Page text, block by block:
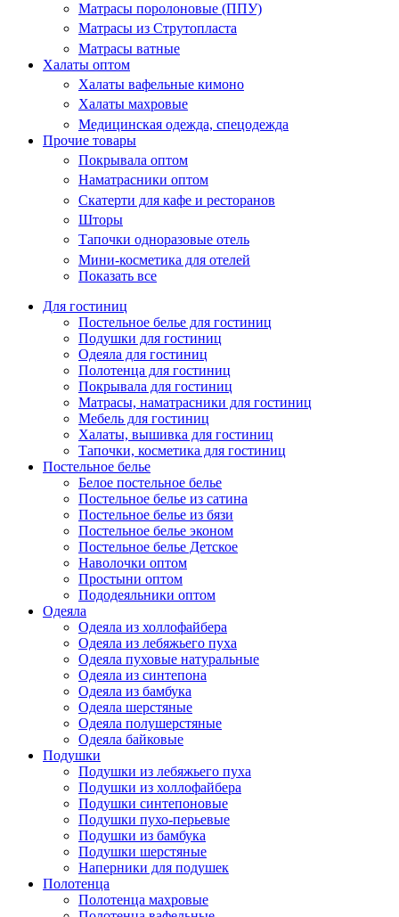
Матрасы поролоновые (ППУ)
Матрасы из Струтопласта
Матрасы ватные
Халаты оптом
Халаты вафельные кимоно
Халаты махровые
Медицинская одежда, спецодежда
Прочие товары
Покрывала оптом
Наматрасники оптом
Скатерти для кафе и ресторанов
Шторы
Тапочки одноразовые отель
Мини-косметика для отелей
Показать все
Для гостиниц
Постельное белье для гостиниц
Подушки для гостиниц
Одеяла для гостиниц
Полотенца для гостиниц
Покрывала для гостиниц
Матрасы, наматрасники для гостиниц
Мебель для гостиниц
Халаты, вышивка для гостиниц
Тапочки, косметика для гостиниц
Постельное белье
Белое постельное белье
Постельное белье из сатина
Постельное белье из бязи
Постельное белье эконом
Постельное белье Детское
Наволочки оптом
Простыни оптом
Пододеяльники оптом
Одеяла
Одеяла из холлофайбера
Одеяла из лебяжьего пуха
Одеяла пуховые натуральные
Одеяла из синтепона
Одеяла из бамбука
Одеяла шерстяные
Одеяла полушерстяные
Одеяла байковые
Подушки
Подушки из лебяжьего пуха
Подушки из холлофайбера
Подушки синтепоновые
Подушки пухо-перьевые
Подушки из бамбука
Подушки шерстяные
Наперники для подушек
Полотенца
Полотенца махровые